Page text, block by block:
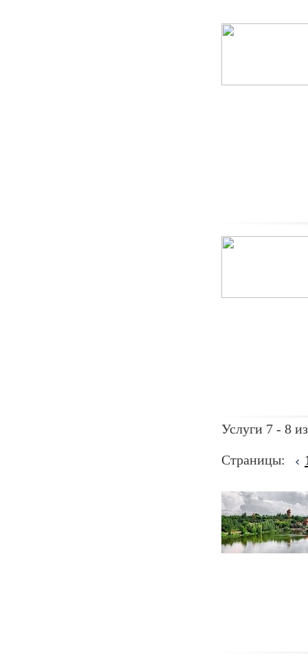
Услуги 7 - 8
Страницы: